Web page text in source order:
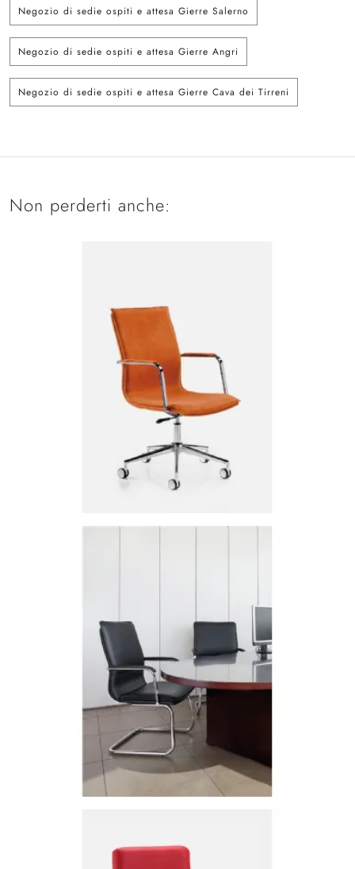
Negozio di sedie ospiti e attesa Gierre Salerno
Negozio di sedie ospiti e attesa Gierre Angri
Negozio di sedie ospiti e attesa Gierre Cava dei Tirreni
Non perderti anche: